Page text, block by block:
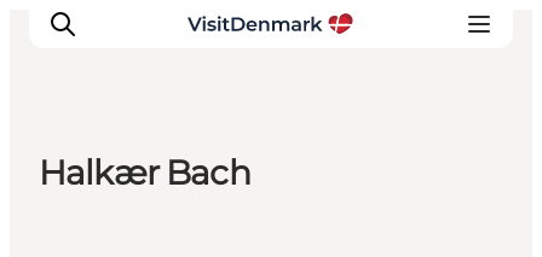
Halkær Bach